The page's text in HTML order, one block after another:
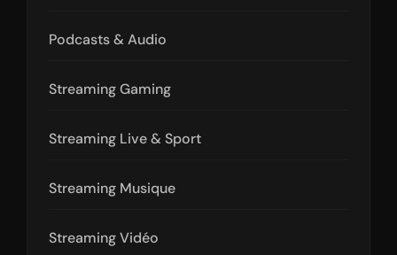
Podcasts & Audio
Streaming Gaming
Streaming Live & Sport
Streaming Musique
Streaming Vidéo